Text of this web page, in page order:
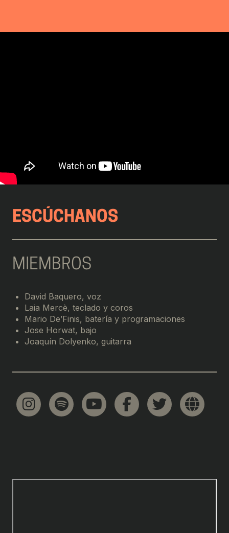
ESCÚCHANOS
MIEMBROS
David Baquero, voz
Laia Mercè, teclado y coros
Mario De’Finis, batería y programaciones
Jose Horwat, bajo
Joaquín Dolyenko, guitarra